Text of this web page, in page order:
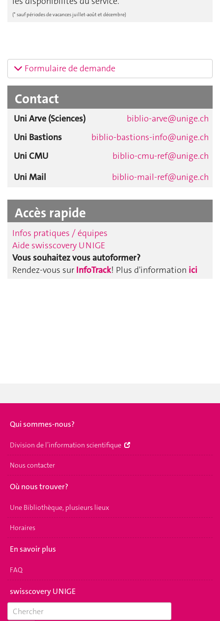
(* sauf périodes de vacances juillet-août et décembre)
Formulaire de demande
Contact
Uni Arve (Sciences)
biblio-arve@unige.ch
Uni Bastions
biblio-bastions-info@unige.ch
Uni CMU
biblio-cmu-ref@unige.ch
Uni Mail
biblio-mail-ref@unige.ch
Accès rapide
Infos pratiques / équipes
Aide swisscovery UNIGE
Vous souhaitez vous autoformer ?
Rendez-vous sur InfoTrack! Plus d'information ici
Qui sommes-nous?
Division de l’information scientifique
Nous contacter
Où nous trouver?
Une Bibliothèque, plusieurs lieux
Horaires
En savoir plus
FAQ
swisscovery UNIGE